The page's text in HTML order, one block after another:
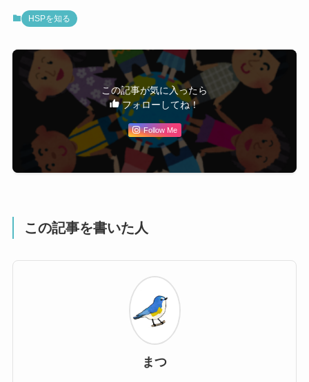
HSPを知る
この記事が気に入ったら
フォローしてね！
Follow Me
この記事を書いた人
まつ